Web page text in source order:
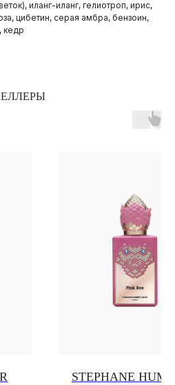
иланг-иланг, гелиотроп, ирис,
цибетин, серая амбра, бензоин,
кедр
STEPHANE